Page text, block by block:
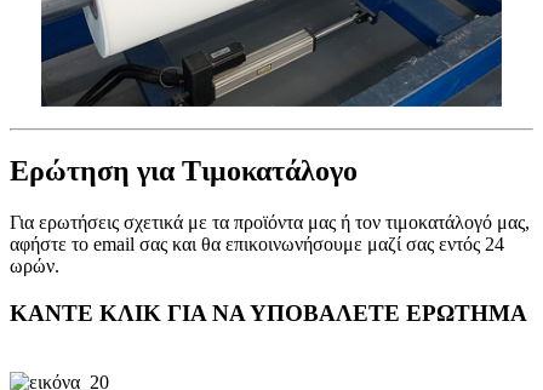
Ερώτηση για Τιμοκατάλογο
Για ερωτήσεις σχετικά με τα προϊόντα μας ή τον τιμοκατάλογό μας,
αφήστε το email σας και θα επικοινωνήσουμε μαζί σας εντός 24
ωρών.
ΚΑΝΤΕ ΚΛΙΚ ΓΙΑ ΝΑ ΥΠΟΒΑΛΕΤΕ ΕΡΩΤΗΜΑ